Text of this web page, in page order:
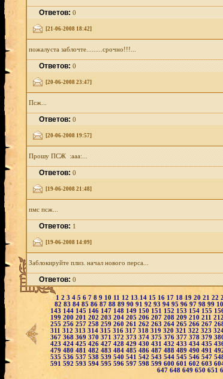
Ответов:0
[21-06-2008 18:42]
пожалуста заблочте.........срочно!!!...
Ответов:0
[20-06-2008 23:47]
Псж...
Ответов:0
[20-06-2008 19:57]
Прошу ПСЖ :aaa:...
Ответов:0
[19-06-2008 21:48]
пмс псж...
Ответов:1
[19-06-2008 14:09]
Заблокируйте плиз. начал нового перса...
Ответов:0
1 2 3 45 6 7 8 9 10 11 12 1314 15 16 17 1819 20 21 22
82 83 84 85 86 87 88 89 90 91 92 93 94 95 96 97 98 99
143 144 145 146 147 148 149 150 151 152 153 154 155
199 200 201 202 203 204 205 206 207 208 209 210 211 212
255 256 257 258 259 260 261 262 263 264 265 266 267
311 312 313 314 315 316 317 318 319 320 321 322 323
367 368 369 370 371 372 373 374 375 376 377 378 379
423 424 425 426 427 428 429 430 431 432 433 434 435
479 480 481 482 483 484 485 486 487 488 489 490 491
535 536 537 538 539 540 541 542 543 544 545 546 547
591 592 593 594 595 596 597 598 599 600 601 602 603
647 648 649 650 651